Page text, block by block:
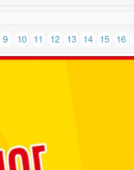
9 10 11 12 13 14 15 16